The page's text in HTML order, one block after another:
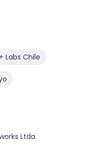
Labs Chile
Ltda.